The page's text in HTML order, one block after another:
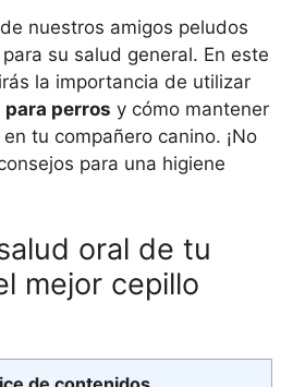
nuestros amigos peludos
su salud general. En este
la importancia de utilizar
perros y cómo mantener
tu compañero canino. ¡No
para una higiene
oral de tu
mejor cepillo